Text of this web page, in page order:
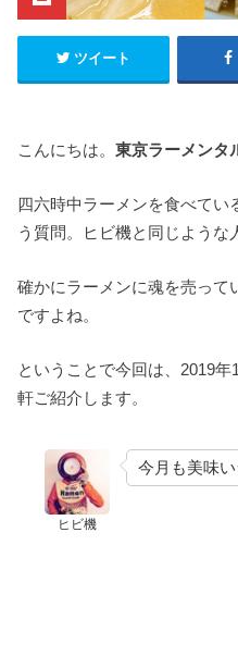
ツイート
こんにちは。 東京ラーメンタ
四六時中ラーメンを食べてい
う質問。ヒビ機と同じような
確かにラーメンに魂を売って
ですよね。
ということで今回は、2019
軒ご紹介します。
ヒビ機
今月も美味